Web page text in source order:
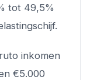
tot 49,5%
inkomen
€5.000